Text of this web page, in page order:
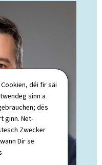
déi fir säi
sinn a
dës
ginn. Net-
Zwecker
Dir se